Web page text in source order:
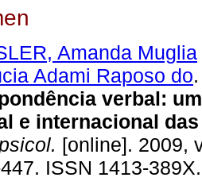
Amanda Muglia
Adami Raposo do.
verbal:
e internacional
[online]. 2009,
ISSN 1413-389X.